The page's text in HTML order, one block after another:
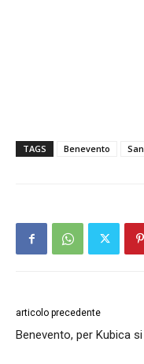
TAGS Benevento
articolo precedente
Benevento, per Kubica